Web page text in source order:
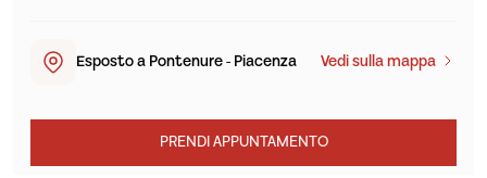
Esposto a Pontenure - Piacenza Vedi sulla mappa
PRENDI APPUNTAMENTO